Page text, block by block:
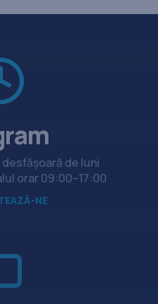
de luni
orar 09:00–17:00
NE